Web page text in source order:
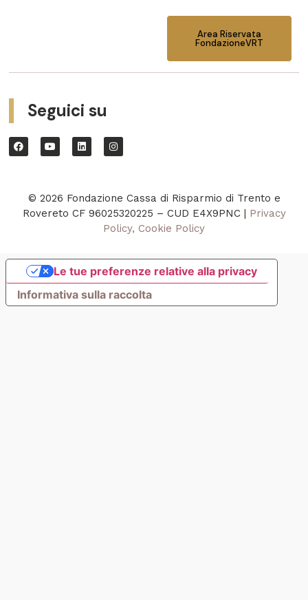
Area Riservata
FondazioneVRT
Seguici su
© 2026 Fondazione Cassa di Risparmio di Trento e
Rovereto CF 96025320225 – CUD E4X9PNC | Privacy
Policy, Cookie Policy
Informativa sulla raccolta
Le tue preferenze relative alla privacy